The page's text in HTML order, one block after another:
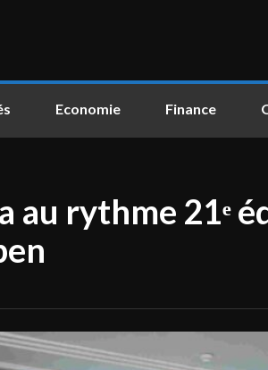
Economie Finance
au rythme 21ᵉ